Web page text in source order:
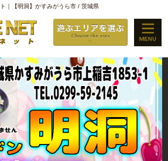
｜【明洞】かすみがうら市 / 茨城県